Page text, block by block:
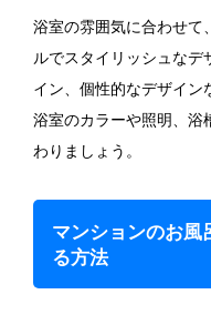
浴室の雰囲気に合わせて
ルでスタイリッシュな
イン、個性的なデザイン
浴室のカラーや照明、浴
わりましょう。
マンションのお風
る方法